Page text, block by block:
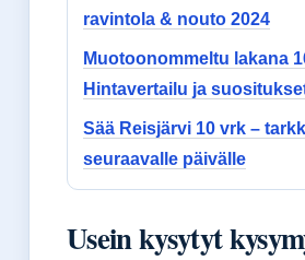
ravintola & nouto 2024
Muotoonommeltu lakana
Hintavertailu ja
Sää Reisjärvi 10 vrk –
seuraavalle päivälle
Usein kysytyt